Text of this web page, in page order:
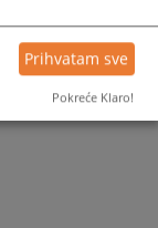
Prihvatam sve
Pokreće Klaro!